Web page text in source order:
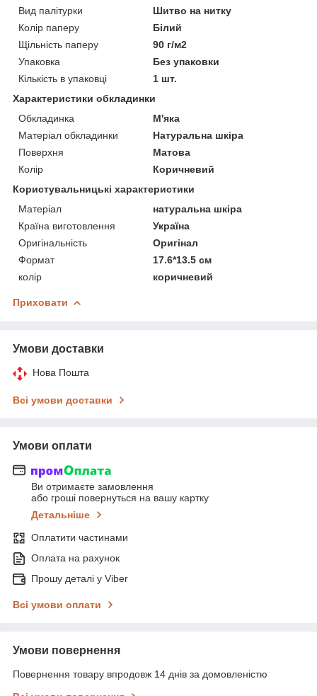
Вид палітурки
Шитво на нитку
Колір паперу
Білий
Щільність паперу
90 г/м2
Упаковка
Без упаковки
Кількість в упаковці
1 шт.
Характеристики обкладинки
Обкладинка
М'яка
Матеріал обкладинки
Натуральна шкіра
Поверхня
Матова
Колір
Коричневий
Користувальницькі характеристики
Матеріал
натуральна шкіра
Країна виготовлення
Україна
Оригінальність
Оригінал
Формат
17.6*13.5 см
колір
коричневий
Приховати
Умови доставки
Нова Пошта
Всі умови доставки
Умови оплати
Ви отримаєте замовлення
або гроші повернуться на вашу картку
Детальніше
Оплатити частинами
Оплата на рахунок
Прошу деталі у Viber
Всі умови оплати
Умови повернення
Повернення товару впродовж 14 днів за домовленістю